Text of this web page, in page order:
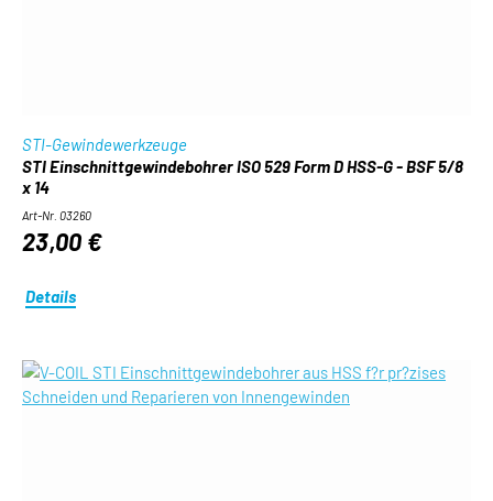
STI-Gewindewerkzeuge
STI Einschnittgewindebohrer ISO 529 Form D HSS-G - BSF 5/8
x 14
Art-Nr. 03260
23,00 €
Details